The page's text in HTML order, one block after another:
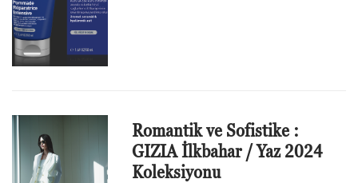
Romantik ve Sofistike :
GIZIA İlkbahar / Yaz 2024
Koleksiyonu